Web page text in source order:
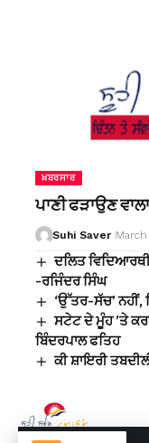
ਖ਼ਬਰਸਾਰ
ਪਾਣੀ ਫੜਾਉਣ
Suhi Saver
ਦਲਿਤ
-ਰਜਿੰਦਰ ਸਿੰਘ
‘ਉੱਤਰ-ਸੱਚ’ ਨਹੀਂ,
ਸਟੇਟ ਦੇ ਮੂੰਹ ’ਤੇ
ਬਿੰਦਰਪਾਲ ਫਤਿਹ
ਕੀ ਸ਼ਾਇਰੀ